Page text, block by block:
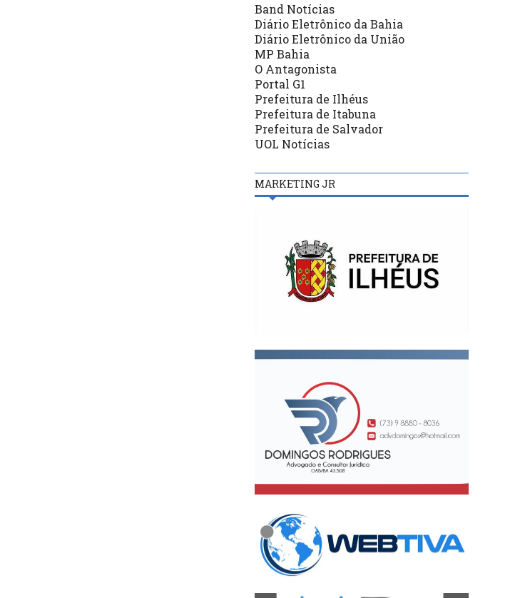
Band Notícias
Diário Eletrônico da Bahia
Diário Eletrônico da União
MP Bahia
O Antagonista
Portal G1
Prefeitura de Ilhéus
Prefeitura de Itabuna
Prefeitura de Salvador
UOL Notícias
MARKETING JR